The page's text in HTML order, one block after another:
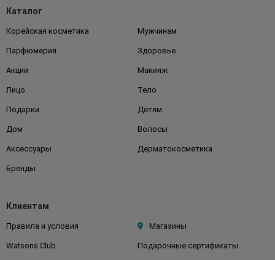
Каталог
Корейская косметика Мужчинам
Парфюмерия Здоровье
Акции Макияж
Лицо Тело
Подарки Детям
Дом Волосы
Аксессуары Дерматокосметика
Бренды
Клиентам
Правила и условия Магазины
Watsons Club Подарочные сертификаты